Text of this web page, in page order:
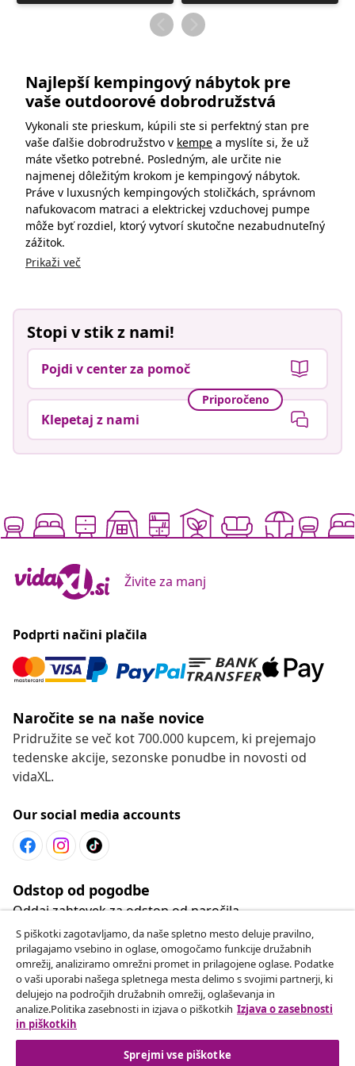
objavil
Najlepší kempingový nábytok pre
vaše outdoorové dobrodružstvá
Vykonali ste prieskum, kúpili ste si perfektný stan pre
vaše ďalšie dobrodružstvo v kempe a myslíte si, že už
máte všetko potrebné. Posledným, ale určite nie
najmenej dôležitým krokom je kempingový nábytok.
Práve v luxusných kempingových stoličkách, správnom
nafukovacom matraci a elektrickej vzduchovej pumpe
môže byť rozdiel, ktorý vytvorí skutočne nezabudnuteľný
zážitok.
Prikaži več
Stopi v stik z nami!
Pojdi v center za pomoč
Priporočeno
Klepetaj z nami
Živite za manj
Podprti načini plačila
Naročite se na naše novice
Pridružite se več kot 700.000 kupcem, ki prejemajo
tedenske akcije, sezonske ponudbe in novosti od
vidaXL.
Our social media accounts
Odstop od pogodbe
Oddaj zahtevek za odstop od naročila.
Odstop od pogodbe
Podpora za stranke
S piškotki zagotavljamo, da naše spletno mesto deluje pravilno,
prilagajamo vsebino in oglase, omogočamo funkcije družabnih
omrežij, analiziramo omrežni promet in prilagojene oglase. Podatke
o vaši uporabi našega spletnega mesta delimo s svojimi partnerji, ki
delujejo na področjih družabnih omrežij, oglaševanja in
analize.Politika zasebnosti in izjava o piškotkih Izjava o zasebnosti
in piškotkih
Sprejmi vse piškotke